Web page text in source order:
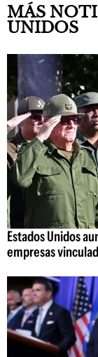
MÁS
UNIDOS
Estados Unidos
empresas